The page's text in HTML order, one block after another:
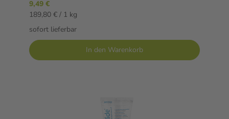
9,49 €
189,80 € / 1 kg
sofort lieferbar
In den Warenkorb